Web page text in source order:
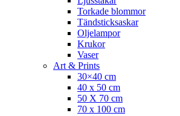
Torkade blommor
Tändsticksaskar
Oljelampor
Krukor
Vaser
Art & Prints
30×40 cm
40 x 50 cm
50 X 70 cm
70 x 100 cm